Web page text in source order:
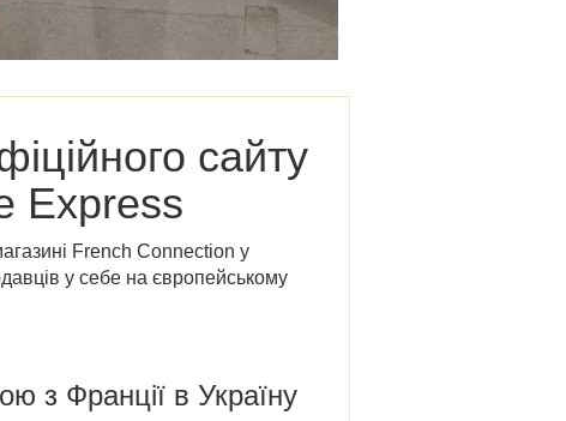
сайту
Express
French Connection у
у себе на європейському
з Франції в Україну